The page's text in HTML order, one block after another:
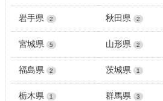
岩手県 2 秋田県 2
宮城県 5 山形県 2
福島県 2 茨城県 1
栃木県 1 群馬県 3